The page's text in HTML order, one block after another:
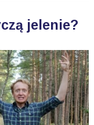
jelenie?